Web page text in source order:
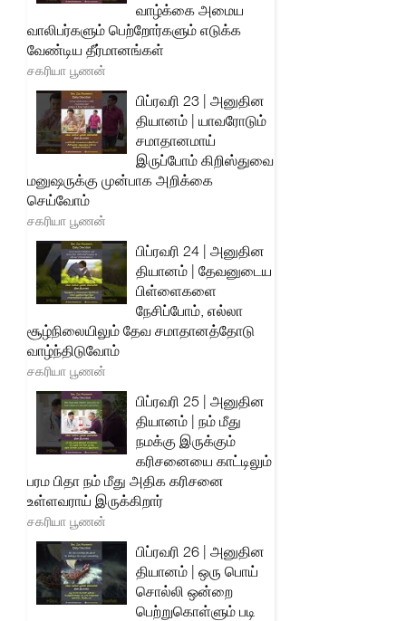
வாழ்க்கை அமைய
வாலிபர்களும் பெற்றோர்களும் எடுக்க
வேண்டிய தீர்மானங்கள்
சகரியா பூணன்
பிப்ரவரி 23 | அனுதின
தியானம் | யாவரோடும்
சமாதானமாய்
இருப்போம் கிறிஸ்துவை
மனுஷருக்கு முன்பாக அறிக்கை
செய்வோம்
சகரியா பூணன்
பிப்ரவரி 24 | அனுதின
தியானம் | தேவனுடைய
பிள்ளைகளை
நேசிப்போம், எல்லா
சூழ்நிலையிலும் தேவ சமாதானத்தோடு
வாழ்ந்திடுவோம்
சகரியா பூணன்
பிப்ரவரி 25 | அனுதின
தியானம் | நம் மீது
நமக்கு இருக்கும்
கரிசனையை காட்டிலும்
பரம பிதா நம் மீது அதிக கரிசனை
உள்ளவராய் இருக்கிறார்
சகரியா பூணன்
பிப்ரவரி 26 | அனுதின
தியானம் | ஒரு பொய்
சொல்லி ஒன்றை
பெற்றுகொள்ளும் படி